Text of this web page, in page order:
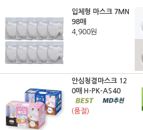
입체형 마스크 7MN
98매
4,900원
안심청결마스크 12
0매 H-PK-AS40
(품절)